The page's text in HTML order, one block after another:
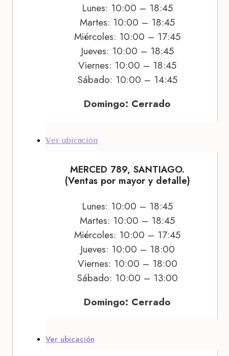
Lunes: 10:00 – 18:45
Martes: 10:00 – 18:45
Miércoles: 10:00 – 17:45
Jueves: 10:00 – 18:45
Viernes: 10:00 – 18:45
Sábado: 10:00 – 14:45
Domingo: Cerrado
Ver ubicación
MERCED 789, SANTIAGO.
(Ventas por mayor y detalle)
Lunes: 10:00 – 18:45
Martes: 10:00 – 18:45
Miércoles: 10:00 – 17:45
Jueves: 10:00 – 18:00
Viernes: 10:00 – 18:00
Sábado: 10:00 – 13:00
Domingo: Cerrado
Ver ubicación